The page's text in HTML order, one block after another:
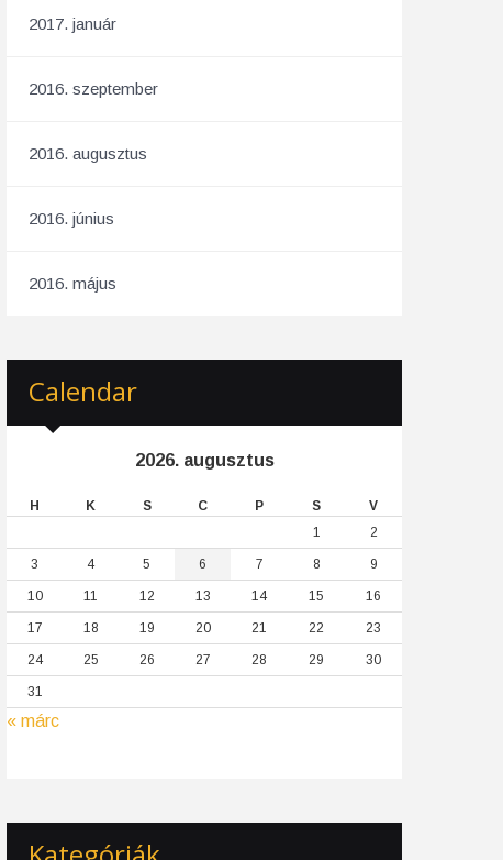
2017. január
2016. szeptember
2016. augusztus
2016. június
2016. május
Calendar
2026. augusztus
H K S C P S
V
1
2
3 4 5 6 7 8 9
10 11 12 13 14 15 16
17 18 19 20 21 22 23
24 25 26 27 28 29 30
31
« márc